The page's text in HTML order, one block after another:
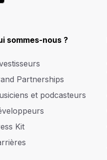
sommes-nous ?
Partnerships
et podcasteurs
Kit